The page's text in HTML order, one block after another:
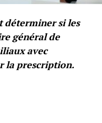
déterminer si les
général de
avec
la prescription.